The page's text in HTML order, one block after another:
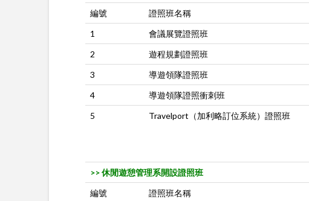
編號
證照班名稱
1
會議展覽證照班
2
遊程規劃證照班
3
導遊領隊證照班
4
導遊領隊證照衝刺班
5
Travelport（加利略訂位系統）證照班
>> 休閒遊憩管理系開設證照班
編號
證照班名稱